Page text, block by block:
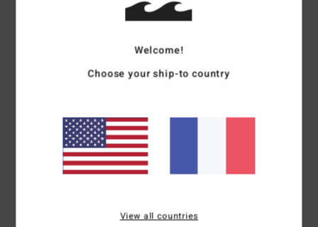
coton [180 g/m²]
coupe regular
Logotage :Sérigraphie à l'encre douce
Label thermocollé sur la nuque
Étiquette logotée sur la couture latérale
Traçabilité du produit (Loi Agec)
Welcome!
Choose your ship-to country
View all countries